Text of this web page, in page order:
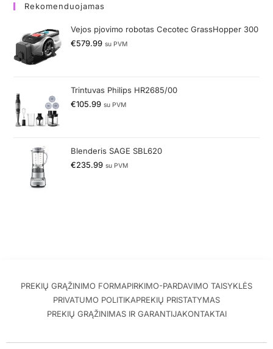
Rekomenduojamas
Vejos pjovimo robotas Cecotec GrassHopper 300
€579.99 su PVM
Trintuvas Philips HR2685/00
€105.99 su PVM
Blenderis SAGE SBL620
€235.99 su PVM
PREKIŲ GRĄŽINIMO FORMAPIRKIMO-PARDAVIMO TAISYKLĖS
PRIVATUMO POLITIKAPREKIŲ PRISTATYMAS
PREKIŲ GRĄŽINIMAS IR GARANTIJAKONTAKTAI